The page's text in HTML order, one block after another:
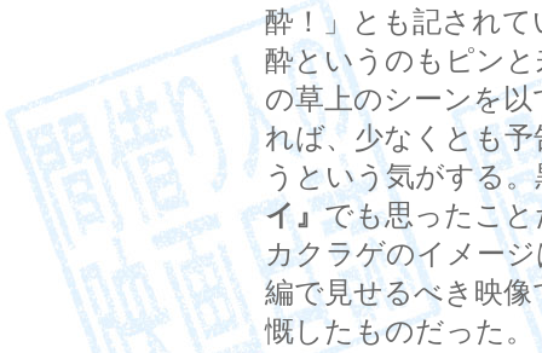
酔！」とも記され
酔というのもピン
の草上のシーンを
れば、少なくとも
うという気がする
イ』でも思ったこ
カクラゲのイメー
編で見せるべき映
慨したものだった